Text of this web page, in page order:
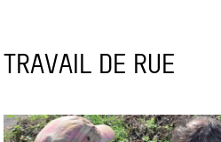
TRAVAIL DE RUE